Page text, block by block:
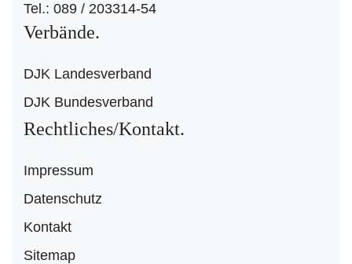
Tel.: 089 / 203314-54
Verbände
DJK Landesverband
DJK Bundesverband
Rechtliches/Kontakt
Impressum
Datenschutz
Kontakt
Sitemap